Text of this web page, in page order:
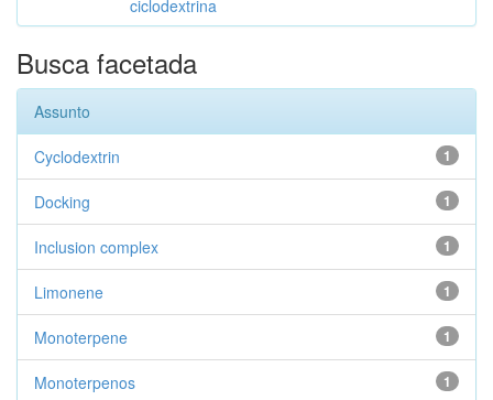
ciclodextrina
Busca facetada
Assunto
1
Cyclodextrin
1
Docking
1
Inclusion complex
1
Limonene
1
Monoterpene
1
Monoterpenos